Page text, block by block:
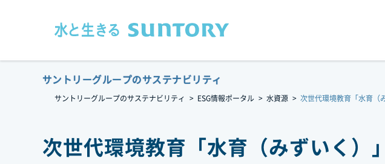
サントリーグループのサステナビリティ
サントリーグループのサステナビリティ ESG情報ポータル 水資源 次世代環境教育「水育（
次世代環境教育「水育（みずいく）」